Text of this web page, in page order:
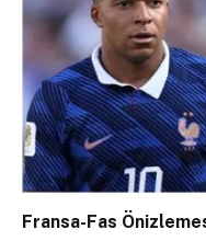
Fransa-Fas